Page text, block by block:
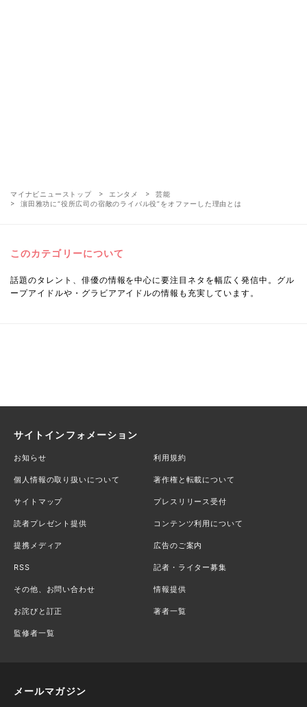
マイナビニューストップ エンタメ
芸能
濵田雅功に“役所広司の宿敵のライバル役”をオファーした理由とは
このカテゴリーについて
話題のタレント、俳優の情報を中心に要注目ネタを幅広く発信中。グル
ープアイドルや・グラビアアイドルの情報も充実しています。
サイトインフォメーション
お知らせ 利用規約
個人情報の取り扱いについて 著作権と転載について
サイトマップ プレスリリース受付
読者プレゼント提供 コンテンツ利用について
提携メディア 広告のご案内
RSS 記者・ライター募集
その他、お問い合わせ 情報提供
お詫びと訂正 著者一覧
監修者一覧
メールマガジン